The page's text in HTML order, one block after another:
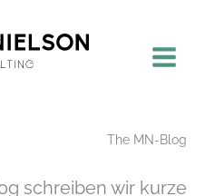
The MN-Blog
schreiben wir kurze